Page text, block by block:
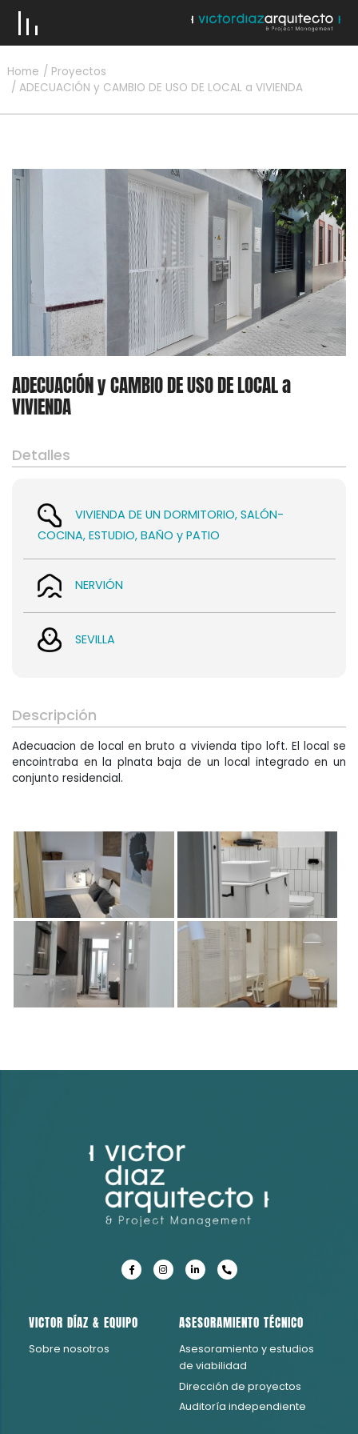
VICTOR DÍAZ & EQUIPO
Asesoramiento
Arquitectura Técnica
Home
Proyectos
ADECUACIÓN y CAMBIO DE USO DE LOCAL a VIVIENDA
ADECUACIÓN y CAMBIO DE USO DE LOCAL a
VIVIENDA
Detalles
VIVIENDA DE UN DORMITORIO, SALÓN-
COCINA, ESTUDIO, BAÑO y PATIO
NERVIÓN
SEVILLA
Descripción
Adecuacion de local en bruto a vivienda tipo loft. El local se
encointraba en la plnata baja de un local integrado en un
conjunto residencial.
VICTOR DÍAZ & EQUIPO
Sobre nosotros
ASESORAMIENTO TÉCNICO
Asesoramiento y estudios
de viabilidad
Dirección de proyectos
Auditoría independiente